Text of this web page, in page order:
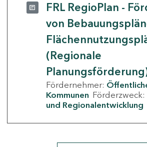
FRL RegioPlan -
von
(Regionale
Fördernehmer:
Kommunen Förderzweck:
und Regionalentwicklung